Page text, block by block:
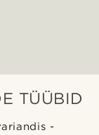
TÜÜBID
-